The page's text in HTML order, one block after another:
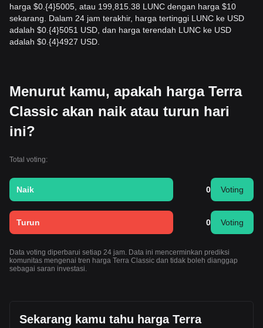
harga $0.{​4}5005, atau 199,815.38 LUNC dengan harga $10
sekarang. Dalam 24 jam terakhir, harga tertinggi LUNC ke USD
adalah $0.{​4}5051 USD, dan harga terendah LUNC ke USD
adalah $0.{​4}4927 USD.
Menurut kamu, apakah harga Terra
Classic akan naik atau turun hari
ini?
Total voting:
Naik 0 Voting
Turun 0 Voting
Data voting diperbarui setiap 24 jam. Data ini mencerminkan prediksi
komunitas mengenai tren harga Terra Classic dan tidak boleh dianggap
sebagai saran investasi.
Sekarang kamu tahu harga Terra